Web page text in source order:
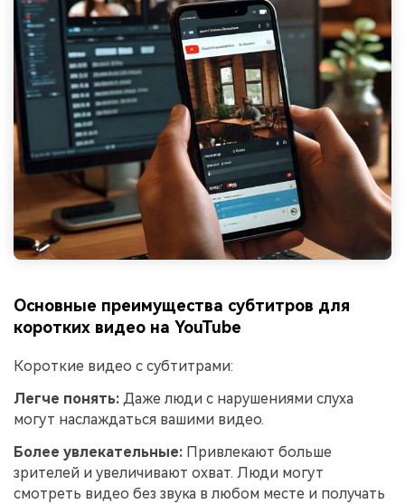
Основные преимущества субтитров для
коротких видео на YouTube
Короткие видео с субтитрами:
Легче понять: Даже люди с нарушениями слуха
могут наслаждаться вашими видео.
Более увлекательные: Привлекают больше
зрителей и увеличивают охват. Люди могут
смотреть видео без звука в любом месте и получать